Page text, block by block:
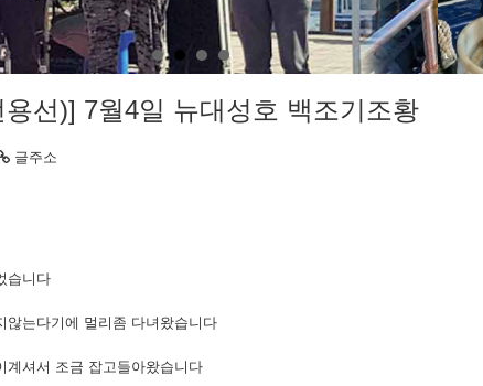
선)] 7월4일 뉴대성호 백조기조황
글주소
습니다
않는다기에 멀리좀 다녀왔습니다
계셔서 조금 잡고들아왔습니다